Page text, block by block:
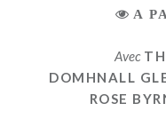
A
Avec
DOMHNALL
ROSE